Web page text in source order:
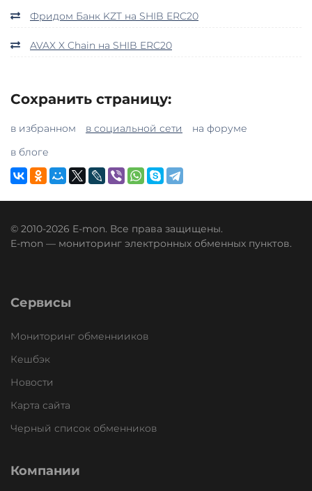
Фридом Банк KZT на SHIB ERC20
AVAX X Chain на SHIB ERC20
Сохранить страницу:
в избранном в социальной сети
на форуме
в блоге
© 2010-2026 E-mon. Все права защищены.
E-mon — мониторинг электронных обменных пунктов.
Сервисы
Мониторинг обменнииков
Кешбэк
Новости
Карта сайта
Черный список обменников
Компании